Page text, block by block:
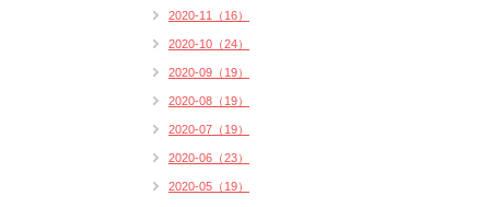
2020-11（16）
2020-10（24）
2020-09（19）
2020-08（19）
2020-07（19）
2020-06（23）
2020-05（19）